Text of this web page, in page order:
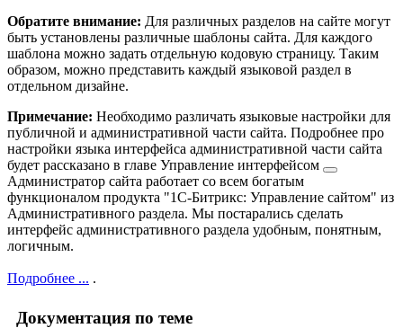
Обратите внимание: Для различных разделов на сайте могут
быть установлены различные шаблоны сайта. Для каждого
шаблона можно задать отдельную кодовую страницу. Таким
образом, можно представить каждый языковой раздел в
отдельном дизайне.
Примечание: Необходимо различать языковые настройки для
публичной и административной части сайта. Подробнее про
настройки языка интерфейса административной части сайта
будет рассказано в главе Управление интерфейсом
Администратор сайта работает со всем богатым
функционалом продукта "1С-Битрикс: Управление сайтом" из
Административного раздела. Мы постарались сделать
интерфейс административного раздела удобным, понятным,
логичным.
Подробнее ... .
Документация по теме